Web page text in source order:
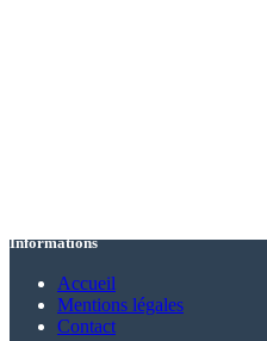
Informations
Accueil
Mentions légales
Contact